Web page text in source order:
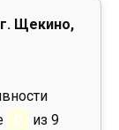
Щекино,
0
из 9